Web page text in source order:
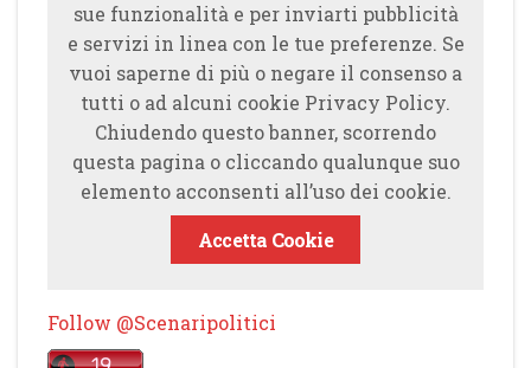
sue funzionalità e per inviarti pubblicità
e servizi in linea con le tue preferenze. Se
vuoi saperne di più o negare il consenso a
tutti o ad alcuni cookie Privacy Policy.
Chiudendo questo banner, scorrendo
questa pagina o cliccando qualunque suo
elemento acconsenti all’uso dei cookie.
Accetta Cookie
Follow @Scenaripolitici